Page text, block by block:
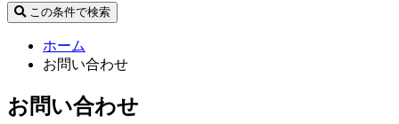
この条件で検索
ホーム
お問い合わせ
お問い合わせ